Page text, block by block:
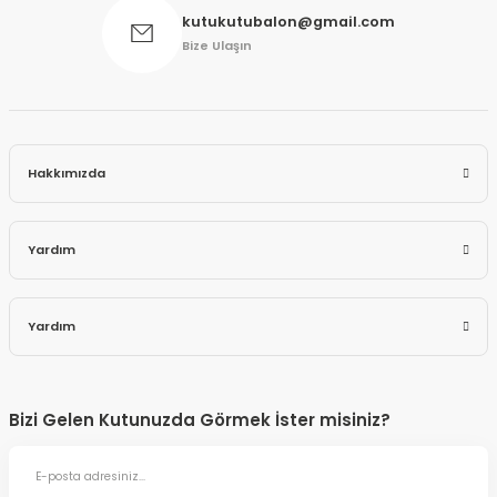
kutukutubalon@gmail.com
Bize Ulaşın
Hakkımızda
Yardım
Yardım
Bizi Gelen Kutunuzda Görmek İster misiniz?